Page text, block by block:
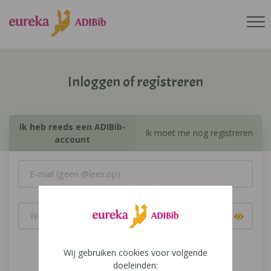
Inloggen of registreren
Ik heb reeds een ADIBib-
account
Ik moet me nog registreren
Inloggen
Wij gebruiken cookies voor volgende
doeleinden: